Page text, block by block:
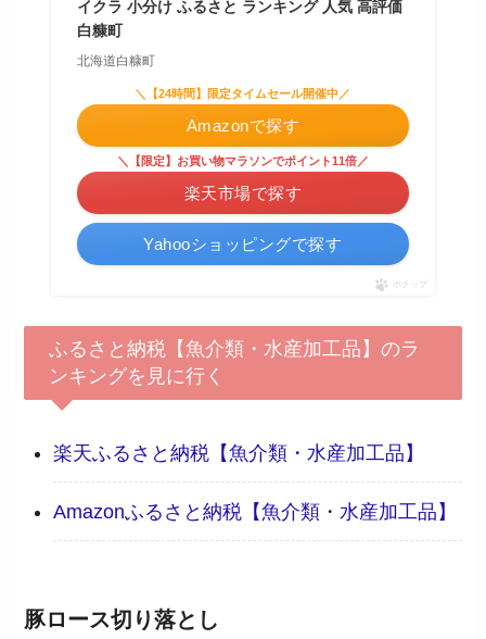
イクラ 小分け ふるさと ランキング 人気 高評価
白糠町
北海道白糠町
＼【24時間】限定タイムセール開催中／
Amazonで探す
＼【限定】お買い物マラソンでポイント11倍／
楽天市場で探す
Yahooショッピングで探す
ポチップ
ふるさと納税【魚介類・水産加工品】のラ
ンキングを見に行く
楽天ふるさと納税【魚介類・水産加工品】
Amazonふるさと納税【魚介類・水産加工品】
豚ロース切り落とし